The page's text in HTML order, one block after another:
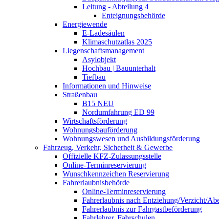
Leitung - Abteilung 4
Enteignungsbehörde
Energiewende
E-Ladesäulen
Klimaschutzatlas 2025
Liegenschaftsmanagement
Asylobjekt
Hochbau | Bauunterhalt
Tiefbau
Informationen und Hinweise
Straßenbau
B15 NEU
Nordumfahrung ED 99
Wirtschaftsförderung
Wohnungsbauförderung
Wohnungswesen und Ausbildungsförderung
Fahrzeug, Verkehr, Sicherheit & Gewerbe
Offizielle KFZ-Zulassungsstelle
Online-Terminreservierung
Wunschkennzeichen Reservierung
Fahrerlaubnisbehörde
Online-Terminreservierung
Fahrerlaubnis nach Entziehung/Verzicht/
Fahrerlaubnis zur Fahrgastbeförderung